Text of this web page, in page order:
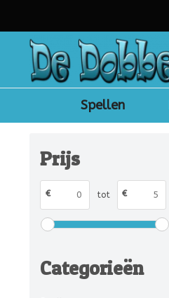
Spellen
Prijs
€ tot €
Categorieën